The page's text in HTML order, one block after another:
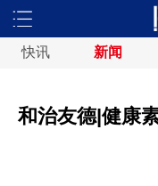
快讯 新闻
和治友德|健康